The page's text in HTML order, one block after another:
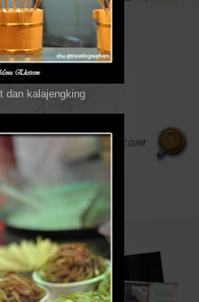
dan kalajengking